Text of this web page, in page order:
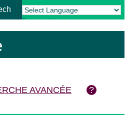
Powered by Translate
AVANCÉE